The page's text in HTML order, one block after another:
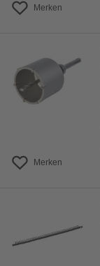
Merken
Merken